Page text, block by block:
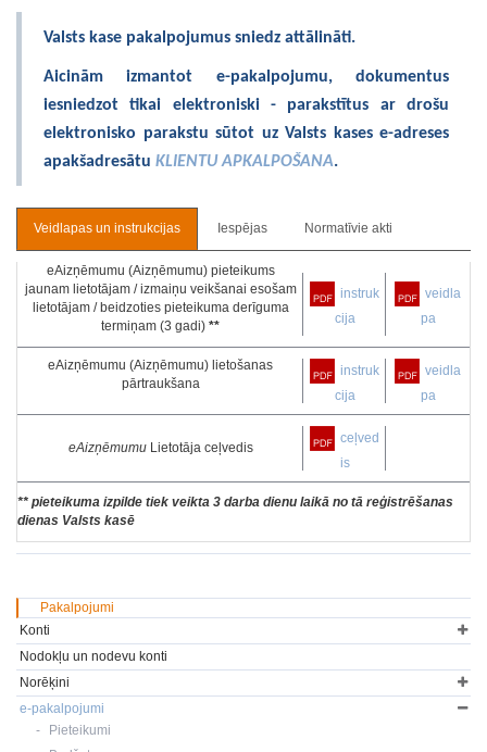
Valsts kase pakalpojumus sniedz attālināti.
Aicinām izmantot e-pakalpojumu, dokumentus
iesniedzot tikai elektroniski - parakstītus ar drošu
elektronisko parakstu sūtot uz Valsts kases e-adreses
apakšadresātu KLIENTU APKALPOŠANA.
Veidlapas un instrukcijas Iespējas Normatīvie akti
eAizņēmumu (Aizņēmumu) pieteikums
jaunam lietotājam / izmaiņu veikšanai esošam
lietotājam / beidzoties pieteikuma derīguma
termiņam (3 gadi) **
instruk
cija
veidla
pa
eAizņēmumu (Aizņēmumu) lietošanas
pārtraukšana
instruk
cija
veidla
pa
eAizņēmumu Lietotāja ceļvedis
ceļved
is
** pieteikuma izpilde tiek veikta 3 darba dienu laikā no tā reģistrēšanas
dienas Valsts kasē
Pakalpojumi
Konti
Nodokļu un nodevu konti
Norēķini
e-pakalpojumi
Pieteikumi